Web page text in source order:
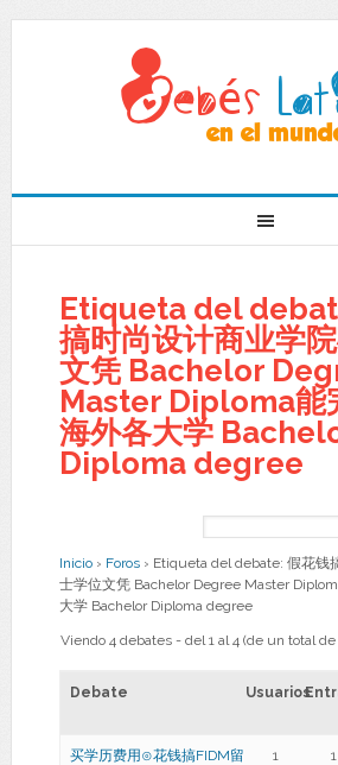
Etiqueta del
搞时尚设计商业学
文凭 Bachelor
Master Diploma能
海外各大学
Diploma degree
Inicio › Foros › Etiqueta del debate: 假花钱
士学位文凭 Bachelor Degree Master
大学 Bachelor Diploma degree
Viendo 4 debates - del 1 al 4 (de un total de
Debate Usuarios
买学历费用⊙花钱搞FIDM留
1 1